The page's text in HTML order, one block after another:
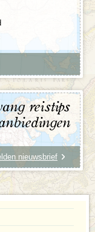
reistips
nieuwsbrief